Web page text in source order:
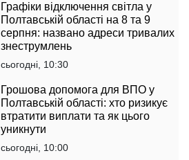
Графіки відключення світла у
Полтавській області на 8 та 9
серпня: названо адреси тривалих
знеструмлень
сьогодні, 10:30
Грошова допомога для ВПО у
Полтавській області: хто ризикує
втратити виплати та як цього
уникнути
сьогодні, 10:00